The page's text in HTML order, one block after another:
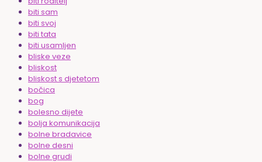
biti sam
biti svoj
biti tata
biti usamljen
bliske veze
bliskost
bliskost s djetetom
bočica
bog
bolesno dijete
bolja komunikacija
bolne bradavice
bolne desni
bolne grudi